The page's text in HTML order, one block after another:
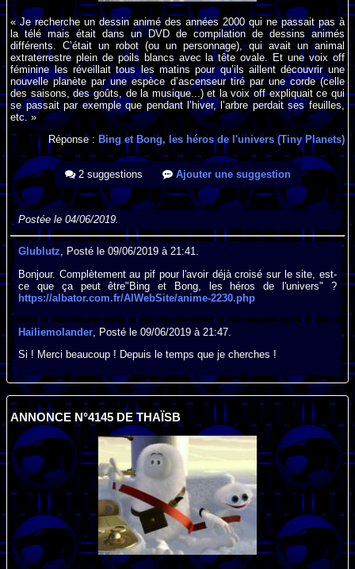
« Je recherche un dessin animé des années 2000 qui ne passait pas à
la télé mais était dans un DVD de compilation de dessins animés
différents. C’était un robot (ou un personnage), qui avait un animal
extraterrestre plein de poils blancs avec la tête ovale. Et une voix off
féminine les réveillait tous les matins pour qu’ils aillent découvrir une
nouvelle planète par une espèce d’ascenseur tiré par une corde (celle
des saisons, des goûts, de la musique...) et la voix off expliquait ce qui
se passait par exemple que pendant l’hiver, l’arbre perdait ses feuilles,
etc. »
Réponse : Bing et Bong, les héros de l'univers (Tiny Planets)
2 suggestions Ajouter une suggestion
Postée le 04/06/2019.
Glublutz, Posté le 09/06/2019 à 21:41.
Bonjour. Complètement au pif pour l'avoir déjà croisé sur le site, est-
ce que ça peut être"Bing et Bong, les héros de l'univers" ?
https://albator.com.fr/AlWebSite/anime-2230.php
Hailiemolander , Posté le 09/06/2019 à 21:47.
Si ! Merci beaucoup ! Depuis le temps que je cherches !
ANNONCE N°4145 DE THAÏSB